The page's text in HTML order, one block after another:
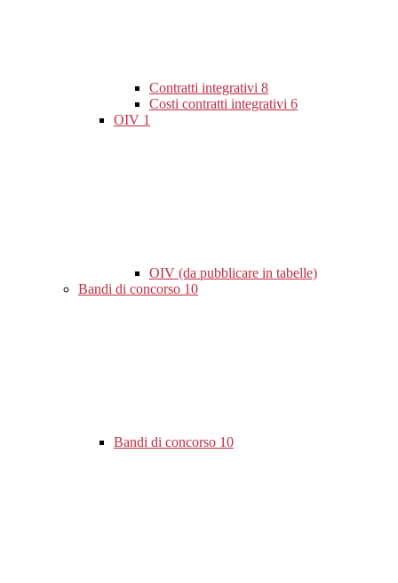
Contratti integrativi 8
Costi contratti integrativi 6
OIV 1
OIV (da pubblicare in tabelle)
Bandi di concorso 10
Bandi di concorso 10